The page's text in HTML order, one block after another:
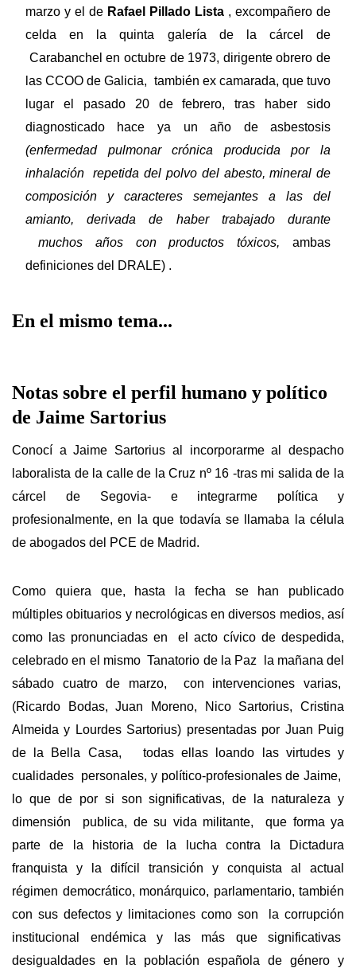
marzo y el de Rafael Pillado Lista , excompañero de
celda en la quinta galería de la cárcel de
Carabanchel en octubre de 1973, dirigente obrero de
las CCOO de Galicia, también ex camarada, que tuvo
lugar el pasado 20 de febrero, tras haber sido
diagnosticado hace ya un año de asbestosis
(enfermedad pulmonar crónica producida por la
inhalación repetida del polvo del abesto, mineral de
composición y caracteres semejantes a las del
amianto, derivada de haber trabajado durante
muchos años con productos tóxicos,ambas
definiciones del DRALE) .
En el mismo tema...
Notas sobre el perfil humano y político
de Jaime Sartorius
Conocí a Jaime Sartorius al incorporarme al despacho
laboralista de la calle de la Cruz nº 16 -tras mi salida de la
cárcel de Segovia- e integrarme política y
profesionalmente, en la que todavía se llamaba la célula
de abogados del PCE de Madrid.
Como quiera que, hasta la fecha se han publicado
múltiples obituarios y necrológicas en diversos medios, así
como las pronunciadas en el acto cívico de despedida,
celebrado en el mismo Tanatorio de la Paz la mañana del
sábado cuatro de marzo, con intervenciones varias,
(Ricardo Bodas, Juan Moreno, Nico Sartorius, Cristina
Almeida y Lourdes Sartorius) presentadas por Juan Puig
de la Bella Casa, todas ellas loando las virtudes y
cualidades personales, y político-profesionales de Jaime,
lo que de por si son significativas, de la naturaleza y
dimensión publica, de su vida militante, que forma ya
parte de la historia de la lucha contra la Dictadura
franquista y la difícil transición y conquista al actual
régimen democrático, monárquico, parlamentario, también
con sus defectos y limitaciones como son la corrupción
institucional endémica y las más que significativas
desigualdades en la población española de género y